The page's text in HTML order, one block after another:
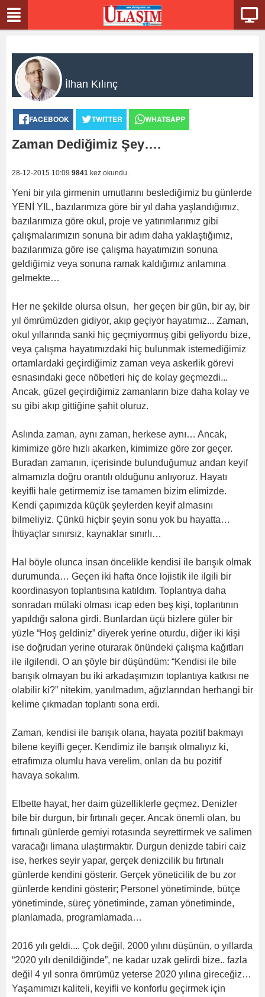
İlhan Kılınç
FACEBOOK TWITTER WHATSAPP
Zaman Dediğimiz Şey….
28-12-2015 10:09 9841 kez okundu.
Yeni bir yıla girmenin umutlarını beslediğimiz bu günlerde
YENİ YIL, bazılarımıza göre bir yıl daha yaşlandığımız,
bazılarımıza göre okul, proje ve yatırımlarımız gibi
çalışmalarımızın sonuna bir adım daha yaklaştığımız,
bazılarımıza göre ise çalışma hayatımızın sonuna
geldiğimiz veya sonuna ramak kaldığımız anlamına
gelmekte…
Her ne şekilde olursa olsun, her geçen bir gün, bir ay, bir
yıl ömrümüzden gidiyor, akıp geçiyor hayatımız... Zaman,
okul yıllarında sanki hiç geçmiyormuş gibi geliyordu bize,
veya çalışma hayatımızdaki hiç bulunmak istemediğimiz
ortamlardaki geçirdiğimiz zaman veya askerlik görevi
esnasındaki gece nöbetleri hiç de kolay geçmezdi...
Ancak, güzel geçirdiğimiz zamanların bize daha kolay ve
su gibi akıp gittiğine şahit oluruz.
Aslında zaman, aynı zaman, herkese aynı… Ancak,
kimimize göre hızlı akarken, kimimize göre zor geçer.
Buradan zamanın, içerisinde bulunduğumuz andan keyif
almamızla doğru orantılı olduğunu anlıyoruz. Hayatı
keyifli hale getirmemiz ise tamamen bizim elimizde.
Kendi çapımızda küçük şeylerden keyif almasını
bilmeliyiz. Çünkü hiçbir şeyin sonu yok bu hayatta…
İhtiyaçlar sınırsız, kaynaklar sınırlı…
Hal böyle olunca insan öncelikle kendisi ile barışık olmak
durumunda… Geçen iki hafta önce lojistik ile ilgili bir
koordinasyon toplantısına katıldım. Toplantıya daha
sonradan mülaki olması icap eden beş kişi, toplantının
yapıldığı salona girdi. Bunlardan üçü bizlere güler bir
yüzle “Hoş geldiniz” diyerek yerine oturdu, diğer iki kişi
ise doğrudan yerine oturarak önündeki çalışma kağıtları
ile ilgilendi. O an şöyle bir düşündüm: “Kendisi ile bile
barışık olmayan bu iki arkadaşımızın toplantıya katkısı ne
olabilir ki?” nitekim, yanılmadım, ağızlarından herhangi bir
kelime çıkmadan toplantı sona erdi.
Zaman, kendisi ile barışık olana, hayata pozitif bakmayı
bilene keyifli geçer. Kendimiz ile barışık olmalıyız ki,
etrafımıza olumlu hava verelim, onları da bu pozitif
havaya sokalım.
Elbette hayat, her daim güzelliklerle geçmez. Denizler
bile bir durgun, bir fırtınalı geçer. Ancak önemli olan, bu
fırtınalı günlerde gemiyi rotasında seyrettirmek ve salimen
varacağı limana ulaştırmaktır. Durgun denizde tabiri caiz
ise, herkes seyir yapar, gerçek denizcilik bu fırtınalı
günlerde kendini gösterir. Gerçek yöneticilik de bu zor
günlerde kendini gösterir; Personel yönetiminde, bütçe
yönetiminde, süreç yönetiminde, zaman yönetiminde,
planlamada, programlamada…
2016 yılı geldi.... Çok değil, 2000 yılını düşünün, o yıllarda
“2020 yılı denildiğinde”, ne kadar uzak gelirdi bize.. fazla
değil 4 yıl sonra ömrümüz yeterse 2020 yılına gireceğiz…
Yaşamımızı kaliteli, keyifli ve konforlu geçirmek için